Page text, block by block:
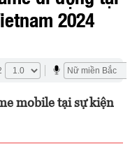
2024
mobile tại sự kiện